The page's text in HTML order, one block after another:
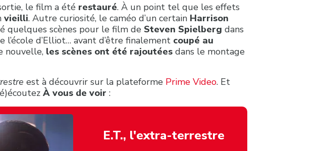
le film a été restauré. À un point tel que les effets
vieilli. Autre curiosité, le caméo d’un certain Harrison
quelques scènes pour le film de Steven Spielberg dans
d’Elliot… avant d’être finalement coupé au
nouvelle, les scènes ont été rajoutées dans le montage
est à découvrir sur la plateforme Prime Video. Et
À vous de voir :
E.T., l'extra-terrestre